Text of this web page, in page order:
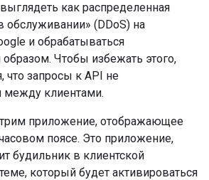
как распределенная
обслуживании» (DDoS) на
и обрабатываться
Чтобы избежать этого,
что запросы к API не
между клиентами.
приложение, отображающее
поясе. Это приложение,
будильник в клиентской
который будет активироваться